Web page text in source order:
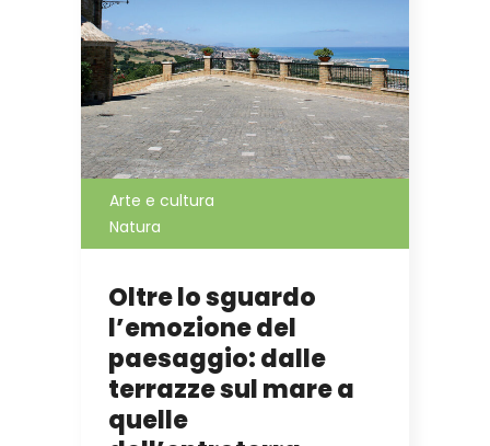
Arte e cultura
Natura
Oltre lo sguardo
l’emozione del
paesaggio: dalle
terrazze sul mare a
quelle